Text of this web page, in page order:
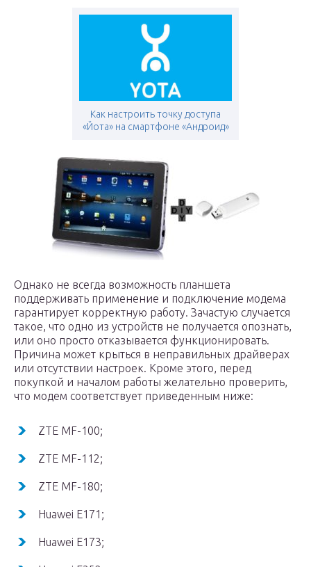
Как настроить точку доступа
«Йота» на смартфоне «Андроид»
Однако не всегда возможность планшета
поддерживать применение и подключение модема
гарантирует корректную работу. Зачастую случается
такое, что одно из устройств не получается опознать,
или оно просто отказывается функционировать.
Причина может крыться в неправильных драйверах
или отсутствии настроек. Кроме этого, перед
покупкой и началом работы желательно проверить,
что модем соответствует приведенным ниже:
ZTE MF-100;
ZTE MF-112;
ZTE MF-180;
Huawei E171;
Huawei E173;